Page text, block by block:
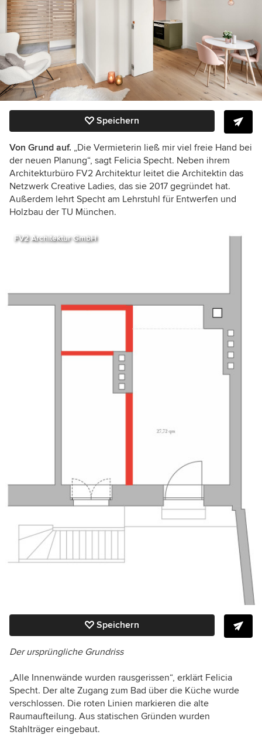
Speichern
Von Grund auf. „Die Vermieterin ließ mir viel freie Hand bei
der neuen Planung“, sagt Felicia Specht. Neben ihrem
Architekturbüro FV2 Architektur leitet die Architektin das
Netzwerk Creative Ladies, das sie 2017 gegründet hat.
Außerdem lehrt Specht am Lehrstuhl für Entwerfen und
Holzbau der TU München.
FV2 Architektur GmbH
Speichern
Der ursprüngliche Grundriss
„Alle Innenwände wurden rausgerissen“, erklärt Felicia
Specht. Der alte Zugang zum Bad über die Küche wurde
verschlossen. Die roten Linien markieren die alte
Raumaufteilung. Aus statischen Gründen wurden
Stahlträger eingebaut.